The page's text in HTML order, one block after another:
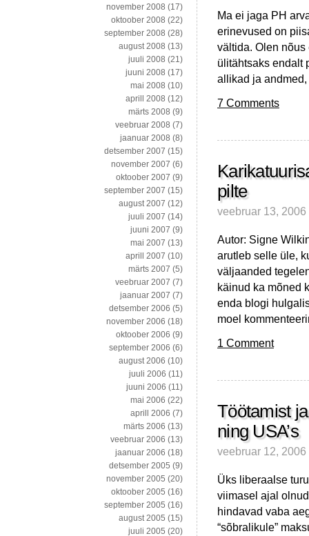
Ma ei jaga PH
erinevused on
vältida. Olen
ülitähtsaks endalt
allikad ja
7 Comments
pilte
veebruar 13, 2006
Autor: Signe
arutleb selle üle,
väljaanded
käinud ka mõned
enda blogi
moel
1 Comment
Töötamist
ning USA’s
veebruar 12, 2006
Üks liberaalse
viimasel ajal
hindavad vaba
“sõbralikule”
november 2008 (17)
oktoober 2008 (22)
september 2008 (28)
august 2008 (13)
juuli 2008 (21)
juuni 2008 (17)
mai 2008 (10)
aprill 2008 (12)
märts 2008 (9)
veebruar 2008 (7)
jaanuar 2008 (8)
detsember 2007 (15)
november 2007 (6)
oktoober 2007 (9)
september 2007 (15)
august 2007 (12)
juuli 2007 (14)
juuni 2007 (9)
mai 2007 (13)
aprill 2007 (10)
märts 2007 (5)
veebruar 2007 (7)
jaanuar 2007 (7)
detsember 2006 (5)
november 2006 (18)
oktoober 2006 (9)
september 2006 (6)
august 2006 (10)
juuli 2006 (11)
juuni 2006 (11)
mai 2006 (22)
aprill 2006 (7)
märts 2006 (13)
veebruar 2006 (13)
jaanuar 2006 (18)
detsember 2005 (9)
november 2005 (20)
oktoober 2005 (16)
september 2005 (16)
august 2005 (15)
juuli 2005 (20)